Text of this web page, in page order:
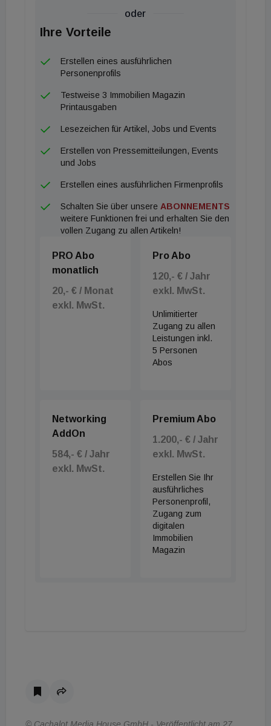
Flächen leer. Oft fehlt eine direkte Nachnutzung.
Kritik gibt es dabei auch an steigenden
Mietforderungen im Einzelhandel, die die Situation
zusätzlich verschärfen.
Verkaufstart in Ottakring
Mit dem Projekt „Vorstadtblick – Grätzel-Vibe trifft
Wohnprojekts in der Herbststraße im 16. Wiener
Gemeindebezirk.
sowie die umfassende Sanierung von sechs
Bestandswohnungen. Insgesamt entstehen 18
Wohneinheiten mit Wohnflächen zwischen rund 30
und 75 Quadratmetern. Je nach Wohnung stehen
Terrassen, Balkone, Loggien oder Gärten zur
Verfügung. Ergänzt wird das Projekt durch einen
sich an Käuferinnen und Käufer, die urbanes
Wohnen mit Grätzel-Charakter verbinden möchten.
Das waren die Meldungen dieses Morgens
Was weiter im Tag passiert, lesen Sie ab 14 Uhr auf
oder
Ihre Vorteile
Erstellen eines ausführlichen
Personenprofils
Testweise 3 Immobilien Magazin
Printausgaben
Lesezeichen für Artikel, Jobs und Events
Erstellen von Pressemitteilungen, Events
und Jobs
Erstellen eines ausführlichen Firmenprofils
Schalten Sie über unsere ABONNEMENTS
weitere Funktionen frei und erhalten Sie den
vollen Zugang zu allen Artikeln!
PRO Abo
monatlich
20,- € / Monat
exkl. MwSt.
Pro Abo
120,- € / Jahr
exkl. MwSt.
Unlimitierter
Zugang zu allen
Leistungen inkl.
5 Personen
Abos
Networking
AddOn
584,- € / Jahr
exkl. MwSt.
Premium Abo
1.200,- € / Jahr
exkl. MwSt.
Erstellen Sie Ihr
ausführliches
Personenprofil,
Zugang zum
digitalen
Immobilien
Magazin